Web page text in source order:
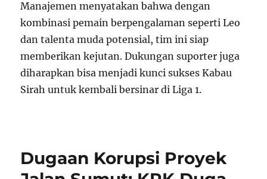
Manajemen menyatakan bahwa dengan
kombinasi pemain berpengalaman seperti Leo
dan talenta muda potensial, tim ini siap
memberikan kejutan. Dukungan suporter juga
diharapkan bisa menjadi kunci sukses Kabau
Sirah untuk kembali bersinar di Liga 1.
Dugaan Korupsi Proyek